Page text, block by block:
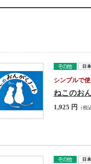
シンプルで
ねこのお
1,925 円 （税